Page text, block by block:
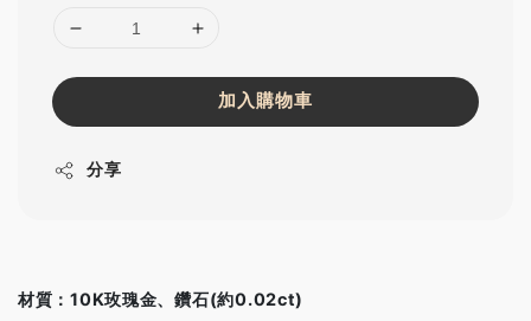
加入購物車
分享
材質：10K玫瑰金、鑽石(約0.02ct)